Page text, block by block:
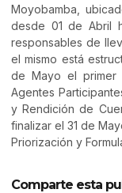
Moyobamba,
desde 01 de Abril
responsables de
el mismo está
de Mayo el primer
Agentes
y Rendición de
finalizar el 31 de
Priorización y
Comparte esta